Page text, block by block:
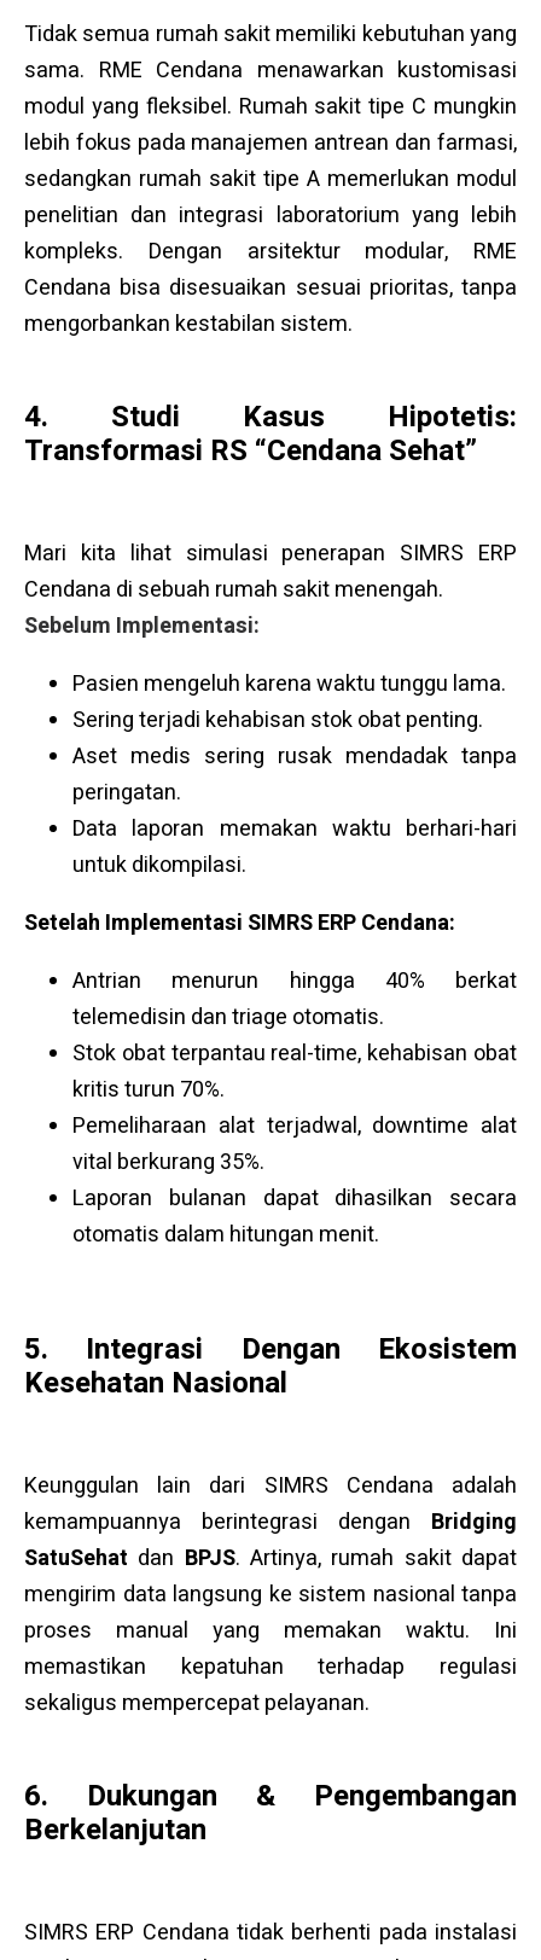
Tidak semua rumah sakit memiliki kebutuhan yang
sama. RME Cendana menawarkan kustomisasi
modul yang fleksibel. Rumah sakit tipe C mungkin
lebih fokus pada manajemen antrean dan farmasi,
sedangkan rumah sakit tipe A memerlukan modul
penelitian dan integrasi laboratorium yang lebih
kompleks. Dengan arsitektur modular, RME
Cendana bisa disesuaikan sesuai prioritas, tanpa
mengorbankan kestabilan sistem.
4. Studi Kasus Hipotetis:
Transformasi RS “Cendana Sehat”
Mari kita lihat simulasi penerapan SIMRS ERP
Cendana di sebuah rumah sakit menengah.
Sebelum Implementasi:
Pasien mengeluh karena waktu tunggu lama.
Sering terjadi kehabisan stok obat penting.
Aset medis sering rusak mendadak tanpa
peringatan.
Data laporan memakan waktu berhari-hari
untuk dikompilasi.
Setelah Implementasi SIMRS ERPCendana:
Antrian menurun hingga 40% berkat
telemedisin dan triage otomatis.
Stok obat terpantau real-time, kehabisan obat
kritis turun 70%.
Pemeliharaan alat terjadwal, downtime alat
vital berkurang 35%.
Laporan bulanan dapat dihasilkan secara
otomatis dalam hitungan menit.
5. Integrasi Dengan Ekosistem
Kesehatan Nasional
Keunggulan lain dari SIMRS Cendana adalah
kemampuannya berintegrasi dengan Bridging
SatuSehat dan BPJS. Artinya, rumah sakit dapat
mengirim data langsung ke sistem nasional tanpa
proses manual yang memakan waktu. Ini
memastikan kepatuhan terhadap regulasi
sekaligus mempercepat pelayanan.
6. Dukungan & Pengembangan
Berkelanjutan
SIMRS ERP Cendana tidak berhenti pada instalasi